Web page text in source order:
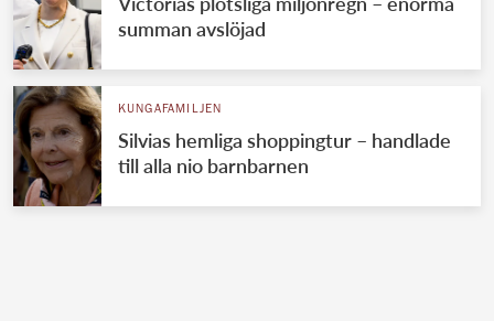
summan avslöjad
KUNGAFAMILJEN
Silvias hemliga shoppingtur – handlade
till alla nio barnbarnen